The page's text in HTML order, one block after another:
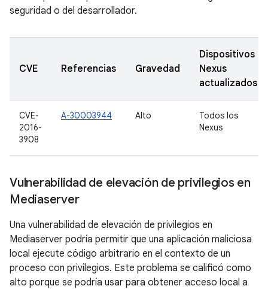
seguridad o del desarrollador.
CVE Referencias Gravedad
Dispositivos
Nexus
actualizados
CVE-
2016-
3908
A-30003944 Alto
Todos los
Nexus
Vulnerabilidad de elevación de privilegios en
Mediaserver
Una vulnerabilidad de elevación de privilegios en
Mediaserver podría permitir que una aplicación maliciosa
local ejecute código arbitrario en el contexto de un
proceso con privilegios. Este problema se calificó como
alto porque se podría usar para obtener acceso local a